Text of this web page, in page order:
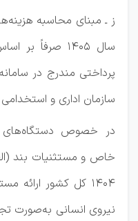
ز ـ مبنای محاسبه
سال 1405 صرفاً
پرداختی مندرج در
سازمان اداری و
در خصوص دستگاه‌های
1404 کل کشور
نیروی انسانی به‌صورت